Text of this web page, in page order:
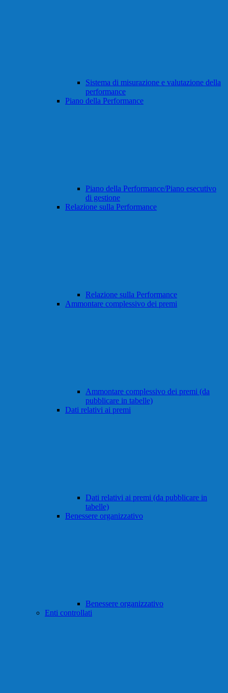
Sistema di misurazione e valutazione della
performance
Piano della Performance
Piano della Performance/Piano esecutivo
di gestione
Relazione sulla Performance
Relazione sulla Performance
Ammontare complessivo dei premi
Ammontare complessivo dei premi (da
pubblicare in tabelle)
Dati relativi ai premi
Dati relativi ai premi (da pubblicare in
tabelle)
Benessere organizzativo
Benessere organizzativo
Enti controllati